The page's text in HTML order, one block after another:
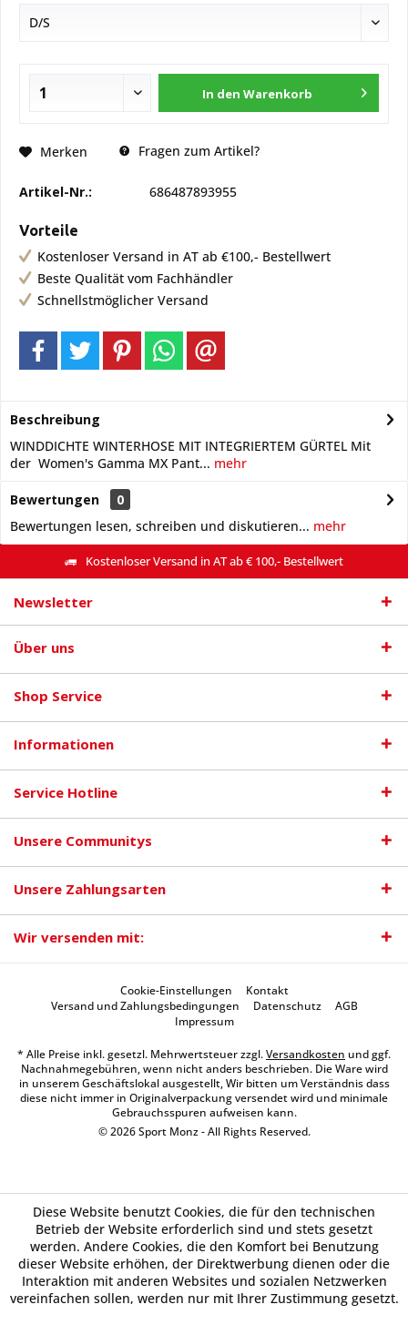
In den Warenkorb
Merken Fragen zum Artikel?
Artikel-Nr.: 686487893955
Vorteile
Kostenloser Versand in AT ab €100,- Bestellwert
Beste Qualität vom Fachhändler
Schnellstmöglicher Versand
Beschreibung
WINDDICHTE WINTERHOSE MIT INTEGRIERTEM GÜRTEL Mit
der Women's Gamma MX Pant... mehr
Bewertungen
0
Bewertungen lesen, schreiben und diskutieren... mehr
Kostenloser Versand in AT ab € 100,- Bestellwert
Newsletter
Über uns
Shop Service
Informationen
Service Hotline
Unsere Communitys
Unsere Zahlungsarten
Wir versenden mit:
Cookie-Einstellungen
Kontakt
Versand und Zahlungsbedingungen
Datenschutz
AGB
Impressum
* Alle Preise inkl. gesetzl. Mehrwertsteuer zzgl.Versandkosten und ggf.
Nachnahmegebühren, wenn nicht anders beschrieben. Die Ware wird
in unserem Geschäftslokal ausgestellt, Wir bitten um Verständnis dass
diese nicht immer in Originalverpackung versendet wird und minimale
Gebrauchsspuren aufweisen kann.
© 2026 Sport Monz - All Rights Reserved.
Diese Website benutzt Cookies, die für den technischen
Betrieb der Website erforderlich sind und stets gesetzt
werden. Andere Cookies, die den Komfort bei Benutzung
dieser Website erhöhen, der Direktwerbung dienen oder die
Interaktion mit anderen Websites und sozialen Netzwerken
vereinfachen sollen, werden nur mit Ihrer Zustimmung gesetzt.